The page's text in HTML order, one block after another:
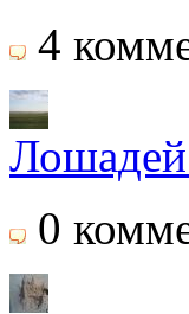
4
Лошадей
0